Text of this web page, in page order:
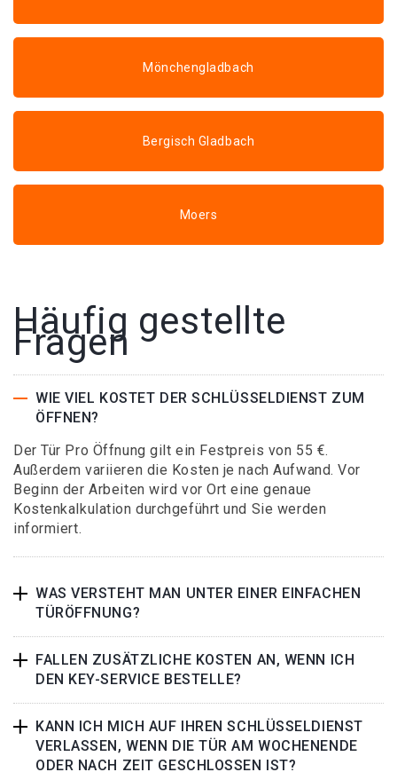
Mönchengladbach
Bergisch Gladbach
Moers
Häufig gestellte
Fragen
WIE VIEL KOSTET DER SCHLÜSSELDIENST ZUM
ÖFFNEN?
Der Tür Pro Öffnung gilt ein Festpreis von 55 €.
Außerdem variieren die Kosten je nach Aufwand. Vor
Beginn der Arbeiten wird vor Ort eine genaue
Kostenkalkulation durchgeführt und Sie werden
informiert.
WAS VERSTEHT MAN UNTER EINER EINFACHEN
TÜRÖFFNUNG?
FALLEN ZUSÄTZLICHE KOSTEN AN, WENN ICH
DEN KEY-SERVICE BESTELLE?
KANN ICH MICH AUF IHREN SCHLÜSSELDIENST
VERLASSEN, WENN DIE TÜR AM WOCHENENDE
ODER NACH ZEIT GESCHLOSSEN IST?